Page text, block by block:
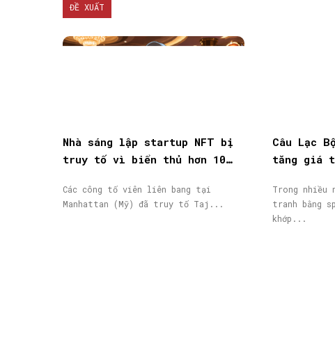
ĐỀ XUẤT
Nhà sáng lập startup NFT bị
truy tố vì biển thủ hơn 10
Các công tố viên liên bang tại
Manhattan (Mỹ) đã truy tố Taj...
Câu Lạc
tăng giá
Trong nhiều
tranh bằng
khớp...